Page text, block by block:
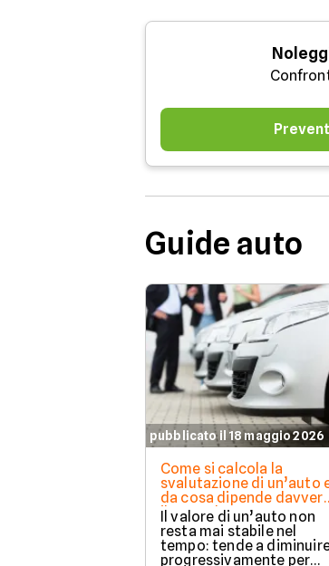
Guide auto
pubblicato il 18 maggio 2026
Come si calcola la
svalutazione di un’auto
da cosa dipende
il suo valore
Il valore di un’auto non
resta mai stabile nel
tempo: tende a
progressivamente per